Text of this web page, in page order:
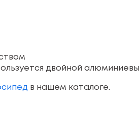
двойной
в нашем каталоге.